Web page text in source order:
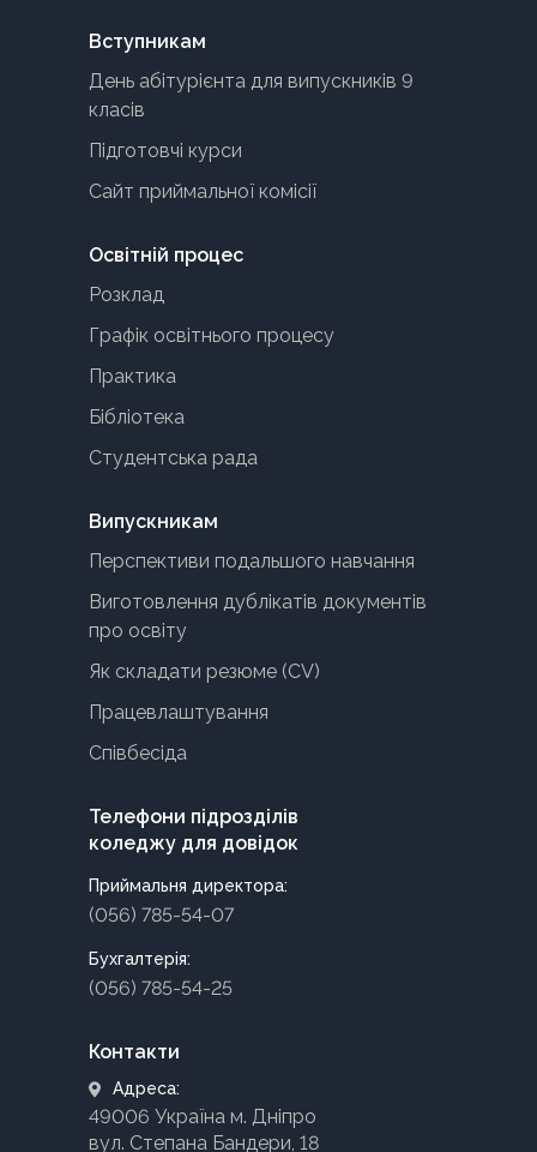
Вступникам
День абітурієнта для випускників 9
класів
Підготовчі курси
Сайт приймальної комісії
Освітній процес
Розклад
Графік освітнього процесу
Практика
Бібліотека
Студентська рада
Випускникам
Перспективи подальшого навчання
Виготовлення дублікатів документів
про освіту
Як складати резюме (CV)
Працевлаштування
Співбесіда
Телефони підрозділів
коледжу для довідок
Приймальня директора:
(056) 785-54-07
Бухгалтерія:
(056) 785-54-25
Контакти
Адреса:
49006 Україна м. Дніпро
вул. Степана Бандери, 18